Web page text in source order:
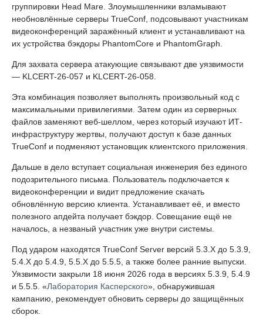
группировки Head Mare. Злоумышленники взламывают
необновлённые серверы TrueConf, подсовывают участникам
видеоконференций заражённый клиент и устанавливают на
их устройства бэкдоры PhantomCore и PhantomGraph.
Для захвата сервера атакующие связывают две уязвимости
— KLCERT-26-057 и KLCERT-26-058.
Эта комбинация позволяет выполнять произвольный код с
максимальными привилегиями. Затем один из серверных
файлов заменяют веб-шеллом, через который изучают ИТ-
инфраструктуру жертвы, получают доступ к базе данных
TrueConf и подменяют установщик клиентского приложения.
Дальше в дело вступает социальная инженерия без единого
подозрительного письма. Пользователь подключается к
видеоконференции и видит предложение скачать
обновлённую версию клиента. Устанавливает её, и вместо
полезного апдейта получает бэкдор. Совещание ещё не
началось, а незваный участник уже внутри системы.
Под ударом находятся TrueConf Server версий 5.3.X до 5.3.9,
5.4.X до 5.4.9, 5.5.X до 5.5.5, а также более ранние выпуски.
Уязвимости закрыли 18 июня 2026 года в версиях 5.3.9, 5.4.9
и 5.5.5. «Лаборатория Касперского», обнаружившая
кампанию, рекомендует обновить серверы до защищённых
сборок.